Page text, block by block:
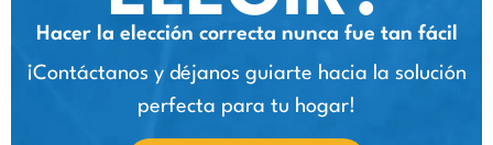
Hacer la elección correcta nunca fue tan fácil
¡Contáctanos y déjanos guiarte hacia la solución
perfecta para tu hogar!